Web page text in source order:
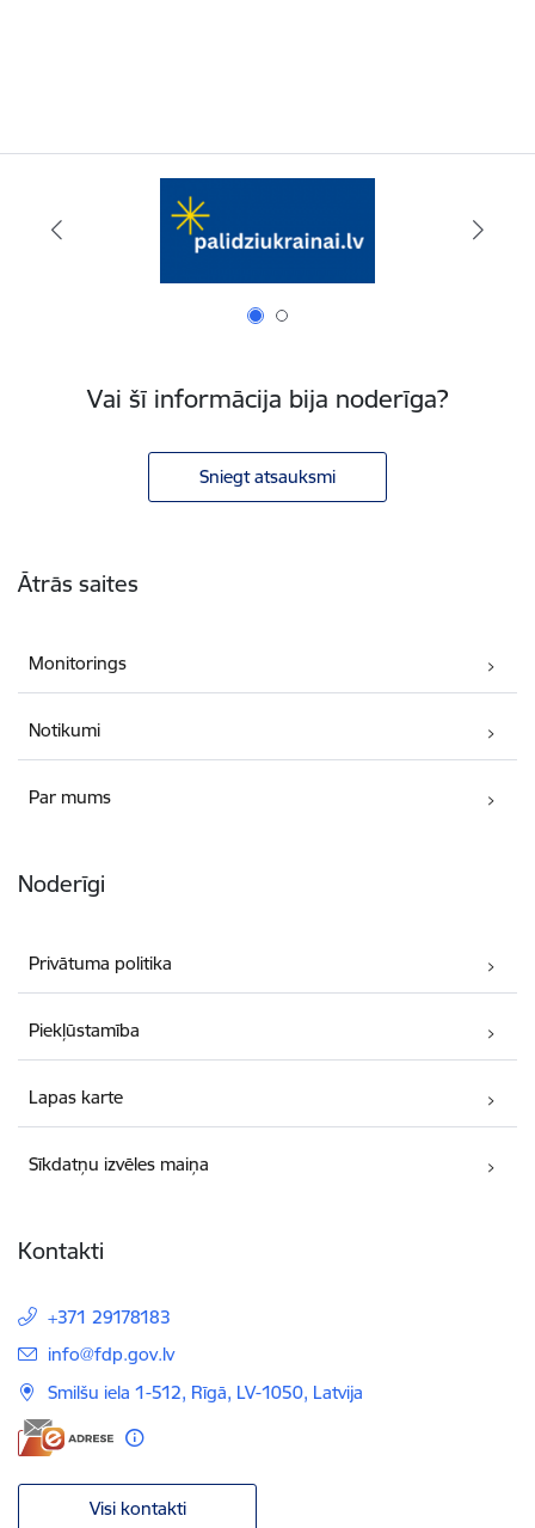
Vai šī informācija bija noderīga?
Sniegt atsauksmi
Ātrās saites
Monitorings
Notikumi
Par mums
Noderīgi
Privātuma politika
Piekļūstamība
Lapas karte
Sīkdatņu izvēles maiņa
Kontakti
+371 29178183
E-pasts:
info@fdp.gov.lv
Smilšu iela 1-512, Rīgā, LV-1050, Latvija
Visi kontakti